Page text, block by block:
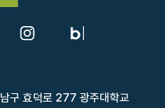
구 효덕로 277 광주대학교